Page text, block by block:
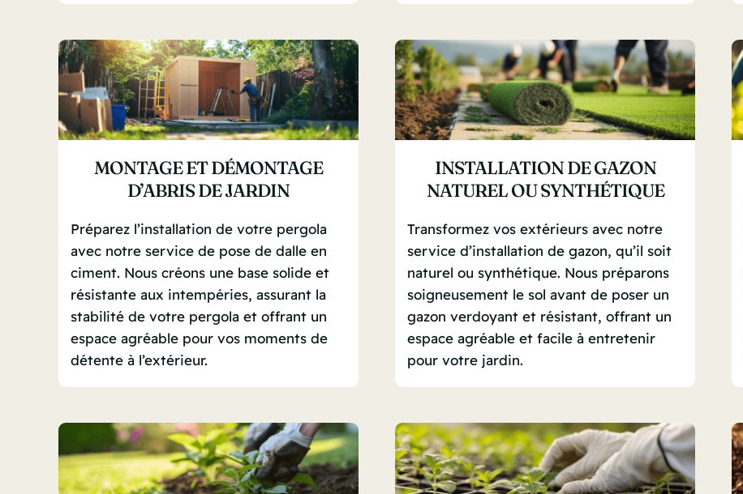
MONTAGE ET DÉMONTAGE
D’ABRIS DE JARDIN
Préparez l’installation de votre pergola
avec notre service de pose de dalle en
ciment. Nous créons une base solide et
résistante aux intempéries, assurant la
stabilité de votre pergola et offrant un
espace agréable pour vos moments de
détente à l’extérieur.
INSTALLATION DE GAZON
NATUREL OU SYNTHÉTIQUE
Transformez vos extérieurs avec notre
service d’installation de gazon, qu’il soit
naturel ou synthétique. Nous préparons
soigneusement le sol avant de poser un
gazon verdoyant et résistant, offrant un
espace agréable et facile à entretenir
pour votre jardin.